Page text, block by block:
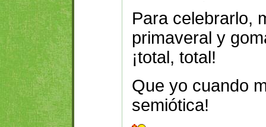
Para celebrarlo,
primaveral y
¡total, total!
Que yo cuando
semiótica!